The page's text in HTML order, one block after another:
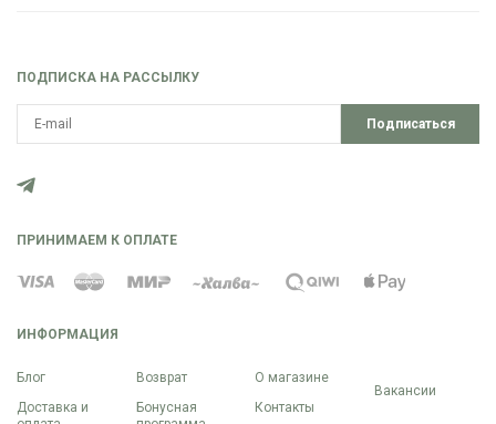
ИНФОРМАЦИЯ
Блог
Доставка и
Возврат
Бонусная
О магазине
Контакты
Вакансии
ПОДПИСКА НА РАССЫЛКУ
Подписаться
ПРИНИМАЕМ К ОПЛАТЕ